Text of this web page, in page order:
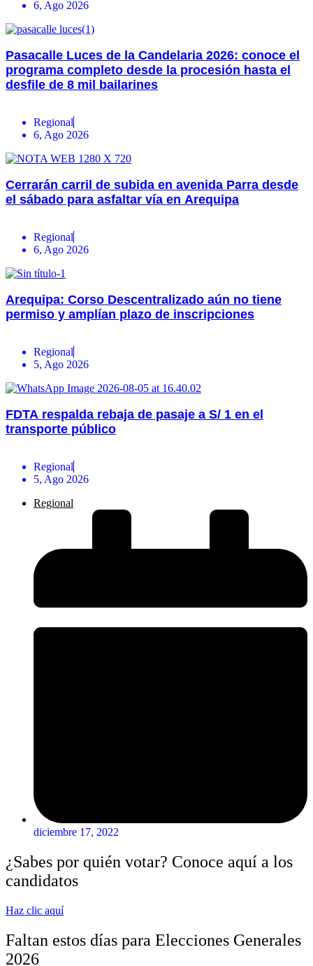
6, Ago 2026
Pasacalle Luces de la Candelaria 2026: conoce el
programa completo desde la procesión hasta el
desfile de 8 mil bailarines
Regional
6, Ago 2026
Cerrarán carril de subida en avenida Parra desde
el sábado para asfaltar vía en Arequipa
Regional
6, Ago 2026
Arequipa: Corso Descentralizado aún no tiene
permiso y amplían plazo de inscripciones
Regional
5, Ago 2026
FDTA respalda rebaja de pasaje a S/ 1 en el
transporte público
Regional
5, Ago 2026
Regional
diciembre 17, 2022
¿Sabes por quién votar? Conoce aquí a los
candidatos
Haz clic aquí
Faltan estos días para Elecciones Generales
2026